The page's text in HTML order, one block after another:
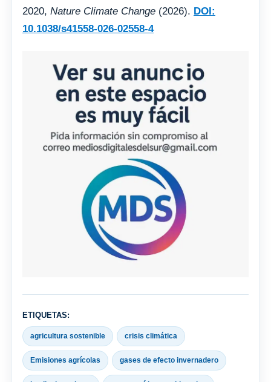
2020, Nature Climate Change (2026). DOI:
10.1038/s41558-026-02558-4
ETIQUETAS:
agricultura sostenible crisis climática
Emisiones agrícolas gases de efecto invernadero